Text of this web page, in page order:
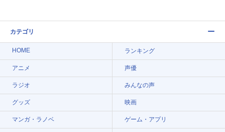
カテゴリ
HOME ランキング
アニメ 声優
ラジオ みんなの声
グッズ 映画
マンガ・ラノベ ゲーム・アプリ